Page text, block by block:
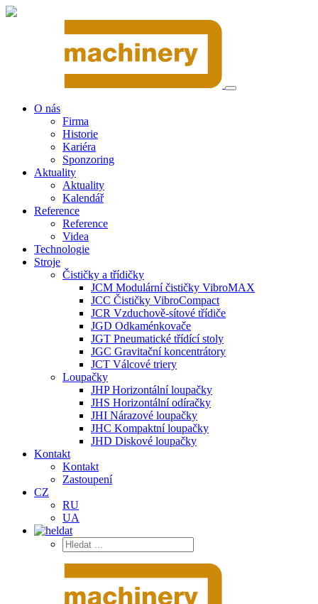
O nás
Firma
Historie
Kariéra
Sponzoring
Aktuality
Aktuality
Kalendář
Reference
Reference
Videa
Technologie
Stroje
Čističky a třídičky
JCM Modulární čističky VibroMAX
JCC Čističky VibroCompact
JCR Vzduchově-sítové třídiče
JGD Odkaménkovače
JGT Pneumatické třídící stoly
JGC Gravitační koncentrátory
JCT Válcové triery
Loupačky
JHP Horizontální loupačky
JHS Horizontální odíračky
JHI Nárazové loupačky
JHC Kompaktní loupačky
JHD Diskové loupačky
Kontakt
Kontakt
Zastoupení
CZ
RU
UA